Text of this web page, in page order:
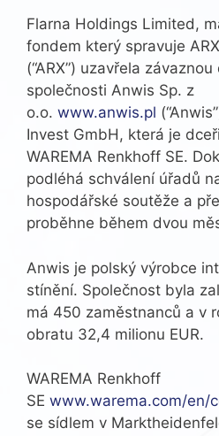
Flarna Holdings Limited,
fondem který spravuje
(“ARX”) uzavřela
společnosti Anwis Sp. z
o.o. www.anwis.pl
Invest GmbH, která je
WAREMA Renkhoff SE.
podléhá schválení úřadů
hospodářské soutěže a
proběhne během dvou
Anwis je polský výrobce
stínění. Společnost byla
má 450 zaměstnanců a v
obratu 32,4 milionu EUR.
WAREMA Renkhoff
SE www.warema.com/en/
se sídlem v